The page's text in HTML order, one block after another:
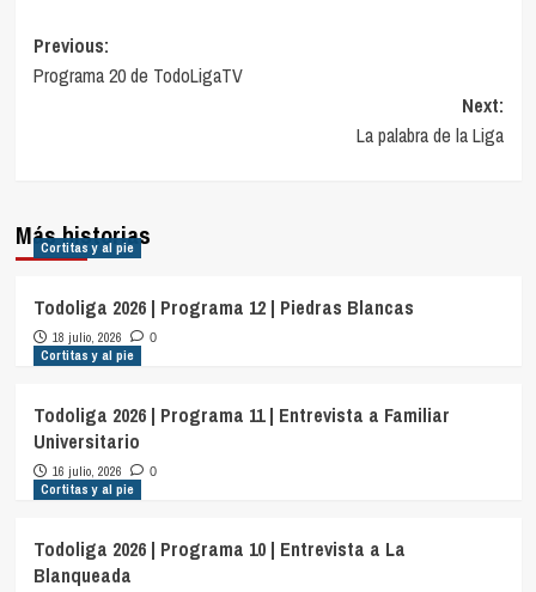
Navegación
de
Previous:
Programa 20 de TodoLigaTV
Next:
La palabra de la Liga
Más historias
Cortitas y al pie
Todoliga 2026 | Programa 12 | Piedras Blancas
18 julio, 2026 0
Cortitas y al pie
Todoliga 2026 | Programa 11 | Entrevista a Familiar
Universitario
16 julio, 2026 0
Cortitas y al pie
Todoliga 2026 | Programa 10 | Entrevista a La
Blanqueada